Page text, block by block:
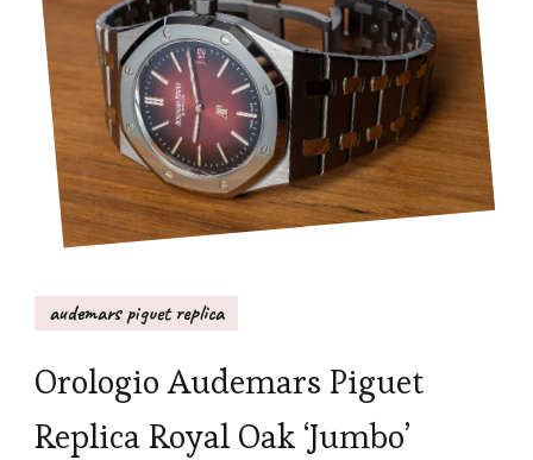
audemars piguet replica
Orologio Audemars Piguet
Replica Royal Oak ‘Jumbo’